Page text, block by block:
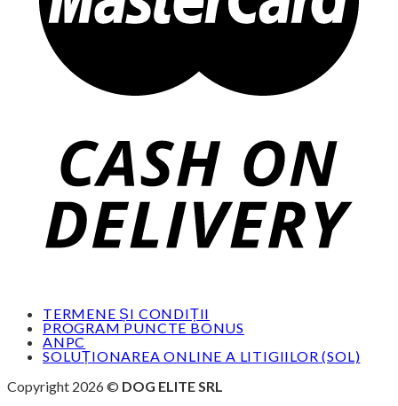
TERMENE ȘI CONDIȚII
PROGRAM PUNCTE BONUS
ANPC
SOLUȚIONAREA ONLINE A LITIGIILOR (SOL)
Copyright 2026 © DOG ELITE SRL